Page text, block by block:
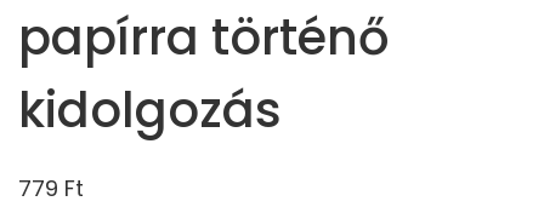
papírra történő
kidolgozás
779 Ft